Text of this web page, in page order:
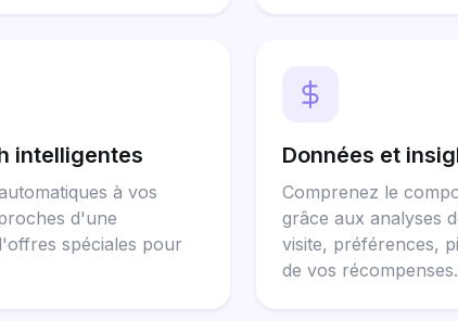
intelligentes
à vos
d'une
spéciales pour
Données et
Comprenez le
grâce aux analyses
visite, préférences,
de vos récompenses.